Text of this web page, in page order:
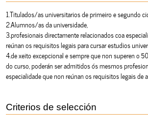
1.Titulados/as universitarios de primeiro e segundo
2.Alumnos/as da universidade,
3.profesionais directamente relacionados coa
reúnan os requisitos legais para cursar estudios
4.de xeito excepcional e sempre que non superen o
do curso, poderán ser admitidos ós mesmos
especialidade que non reúnan os requisitos legais de
Criterios de selección